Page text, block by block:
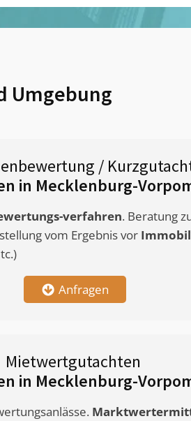
Umgebung
/
in Mecklenburg-
verfahren. Beratung
vom Ergebnis vor
Anfragen
Mietwertgutachten
in Mecklenburg-